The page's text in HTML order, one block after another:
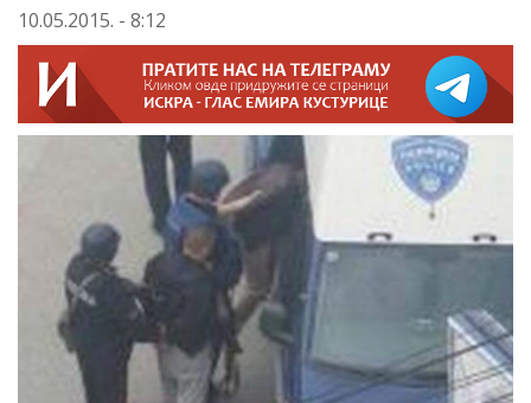
10.05.2015. - 8:12